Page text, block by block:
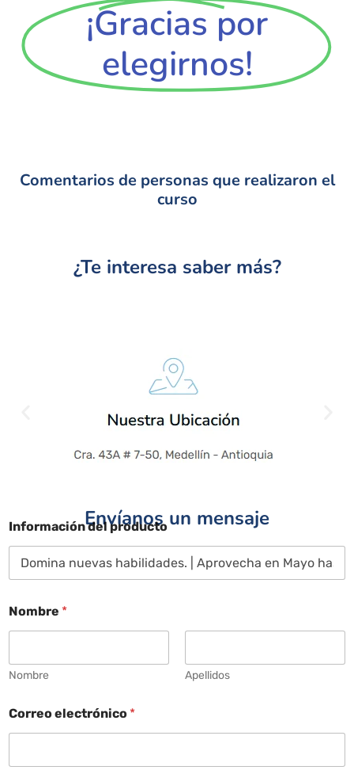
¡Gracias por
elegirnos!
Comentarios de personas que realizaron el
curso
¿Te interesa saber más?
Envíanos un mensaje
Información del producto
Nombre *
Nombre Apellidos
Correo electrónico *